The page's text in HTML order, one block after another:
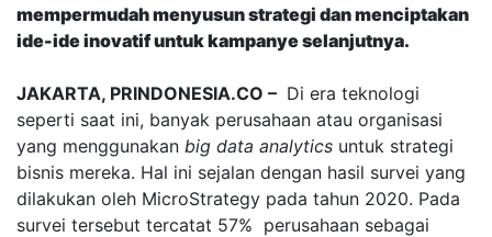
mempermudah menyusun strategi dan menciptakan
ide-ide inovatif untuk kampanye selanjutnya.
JAKARTA, PRINDONESIA.CO – Di era teknologi
seperti saat ini, banyak perusahaan atau organisasi
yang menggunakan big data analytics untuk strategi
bisnis mereka. Hal ini sejalan dengan hasil survei yang
dilakukan oleh MicroStrategy pada tahun 2020. Pada
survei tersebut tercatat 57% perusahaan sebagai